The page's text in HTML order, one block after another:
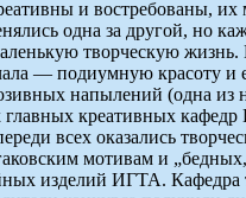
и востребованы, их
одна за другой, но
творческую жизнь.
— подиумную красоту и
напылений (одна из
главных креативных
всех оказались
мотивам и
изделий ИГТА. Кафедра